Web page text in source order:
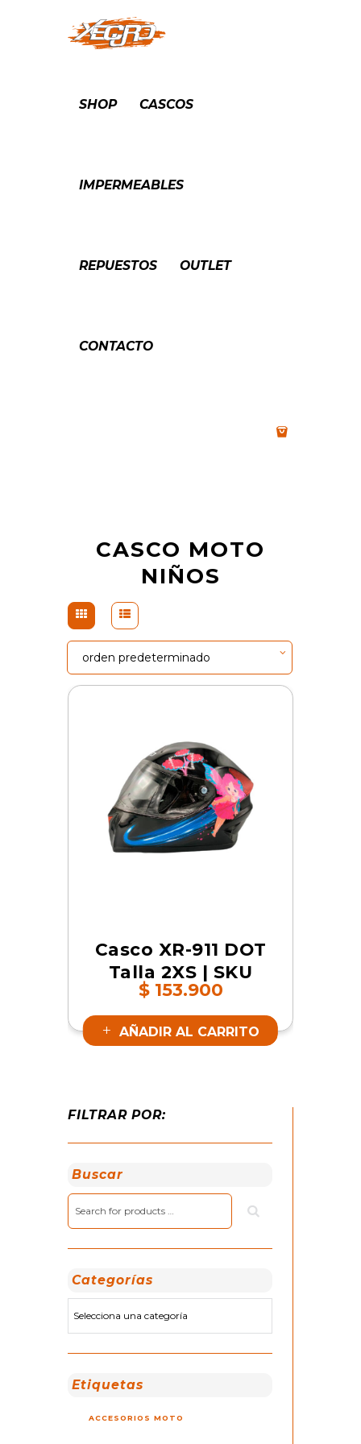
SHOP CASCOS
IMPERMEABLES
REPUESTOS OUTLET
CONTACTO
CASCO MOTO
NIÑOS
Casco XR-911 DOT
Talla 2XS | SKU
XC0-911XXXXXX-
004341
$153.900
AÑADIR AL CARRITO
FILTRAR POR:
Buscar
Categorías
Etiquetas
ACCESORIOS MOTO